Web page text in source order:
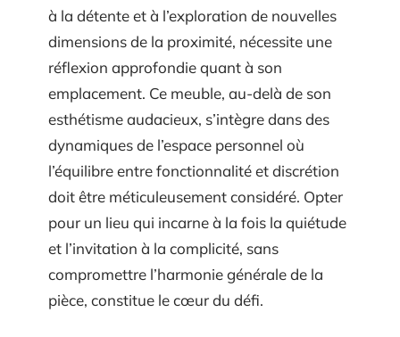
à la détente et à l’exploration de nouvelles
dimensions de la proximité, nécessite une
réflexion approfondie quant à son
emplacement. Ce meuble, au-delà de son
esthétisme audacieux, s’intègre dans des
dynamiques de l’espace personnel où
l’équilibre entre fonctionnalité et discrétion
doit être méticuleusement considéré. Opter
pour un lieu qui incarne à la fois la quiétude
et l’invitation à la complicité, sans
compromettre l’harmonie générale de la
pièce, constitue le cœur du défi.